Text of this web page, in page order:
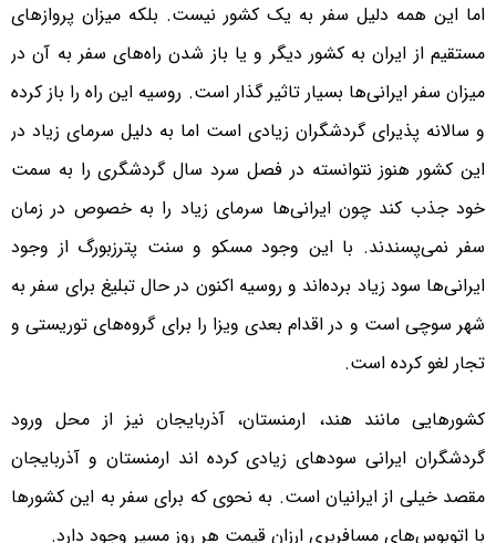
اما این همه دلیل سفر به یک کشور نیست. بلکه میزان پروازهای
مستقیم از ایران به کشور دیگر و یا باز شدن راه‌های سفر به آن در
میزان سفر ایرانی‌ها بسیار تاثیر گذار است. روسیه این راه را باز کرده
و سالانه پذیرای گردشگران زیادی است اما به دلیل سرمای زیاد در
این کشور هنوز نتوانسته در فصل سرد سال گردشگری را به سمت
خود جذب کند چون ایرانی‌ها سرمای زیاد را به خصوص در زمان
سفر نمی‌پسندند. با این وجود مسکو و سنت پترزبورگ از وجود
ایرانی‌ها سود زیاد برده‌اند و روسیه اکنون در حال تبلیغ برای سفر به
شهر سوچی است و در اقدام بعدی ویزا را برای گروه‌های توریستی و
تجار لغو کرده است.
کشورهایی مانند هند، ارمنستان، آذربایجان نیز از محل ورود
گردشگران ایرانی سودهای زیادی کرده اند ارمنستان و آذربایجان
مقصد خیلی از ایرانیان است. به نحوی که برای سفر به این کشورها
با اتوبوس‌های مسافربری ارزان قیمت هر روز مسیر وجود دارد.